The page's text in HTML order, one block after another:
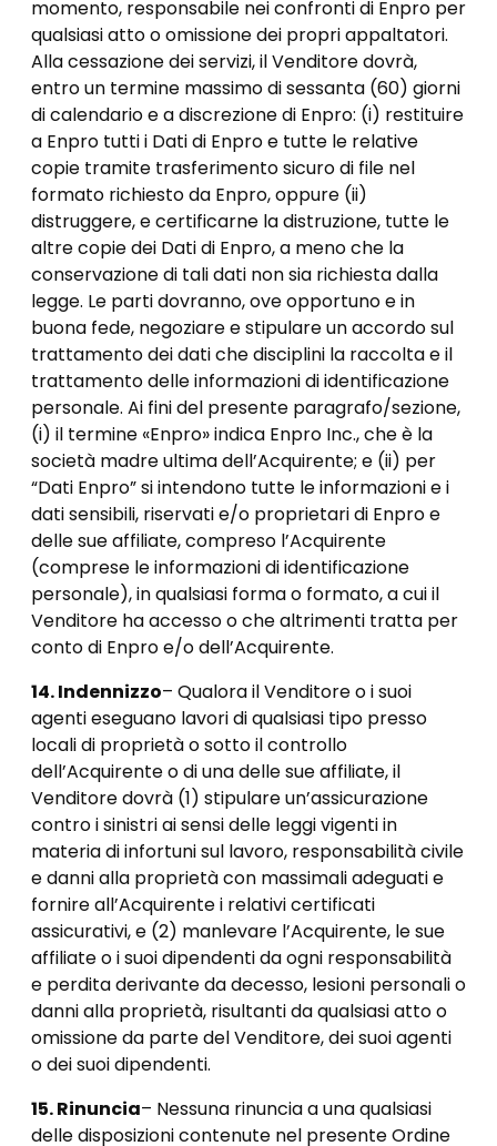
momento, responsabile nei confronti di Enpro per
qualsiasi atto o omissione dei propri appaltatori.
Alla cessazione dei servizi, il Venditore dovrà,
entro un termine massimo di sessanta (60) giorni
di calendario e a discrezione di Enpro: (i) restituire
a Enpro tutti i Dati di Enpro e tutte le relative
copie tramite trasferimento sicuro di file nel
formato richiesto da Enpro, oppure (ii)
distruggere, e certificarne la distruzione, tutte le
altre copie dei Dati di Enpro, a meno che la
conservazione di tali dati non sia richiesta dalla
legge. Le parti dovranno, ove opportuno e in
buona fede, negoziare e stipulare un accordo sul
trattamento dei dati che disciplini la raccolta e il
trattamento delle informazioni di identificazione
personale. Ai fini del presente paragrafo/sezione,
(i) il termine «Enpro» indica Enpro Inc., che è la
società madre ultima dell’Acquirente; e (ii) per
“Dati Enpro” si intendono tutte le informazioni e i
dati sensibili, riservati e/o proprietari di Enpro e
delle sue affiliate, compreso l’Acquirente
(comprese le informazioni di identificazione
personale), in qualsiasi forma o formato, a cui il
Venditore ha accesso o che altrimenti tratta per
conto di Enpro e/o dell’Acquirente.
14. Indennizzo– Qualora il Venditore o i suoi
agenti eseguano lavori di qualsiasi tipo presso
locali di proprietà o sotto il controllo
dell’Acquirente o di una delle sue affiliate, il
Venditore dovrà (1) stipulare un’assicurazione
contro i sinistri ai sensi delle leggi vigenti in
materia di infortuni sul lavoro, responsabilità civile
e danni alla proprietà con massimali adeguati e
fornire all’Acquirente i relativi certificati
assicurativi, e (2) manlevare l’Acquirente, le sue
affiliate o i suoi dipendenti da ogni responsabilità
e perdita derivante da decesso, lesioni personali o
danni alla proprietà, risultanti da qualsiasi atto o
omissione da parte del Venditore, dei suoi agenti
o dei suoi dipendenti.
15. Rinuncia– Nessuna rinuncia a una qualsiasi
delle disposizioni contenute nel presente Ordine